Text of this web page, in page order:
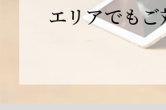
10年という年月の中
ただき、今日の当社
しかしながら、10周
エリアでもご